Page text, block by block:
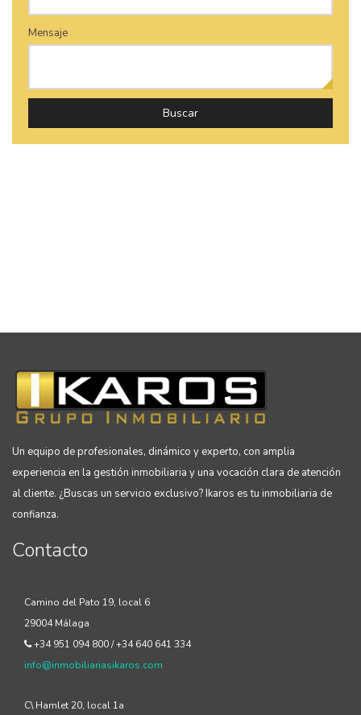
Mensaje
Buscar
Un equipo de profesionales, dinámico y experto, con amplia
experiencia en la gestión inmobiliaria y una vocación clara de atención
al cliente. ¿Buscas un servicio exclusivo? Ikaros es tu inmobiliaria de
confianza.
Contacto
Camino del Pato 19, local 6
29004 Málaga
+34 951 094 800 / +34 640 641 334
info@inmobiliariasikaros.com
C\ Hamlet 20, local 1a